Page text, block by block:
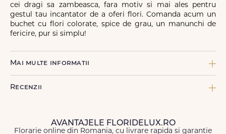
cei dragi sa zambeasca, fara motiv si mai ales pentru
gestul tau incantator de a oferi flori. Comanda acum un
buchet cu flori colorate, spice de grau, un manunchi de
fericire, pur si simplu!
Mai multe informatii
9 x Aspidistra, 3 x Crizantema Yoko Verde, 3 x Gerbera
Recenzii
AVANTAJELE FLORIDELUX.RO
Florarie online din Romania, cu livrare rapida si garantie